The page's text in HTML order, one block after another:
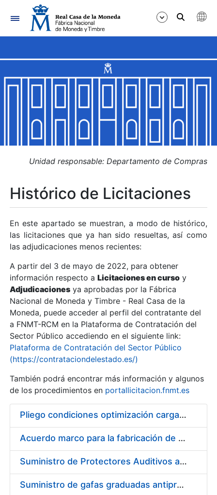
Navegación
Mostrar/Ocultar
Mostrar/Ocultar
Mostrar/Ocultar
Mostrar/Ocultar
Mostrar/Ocultar
Mostrar/Ocultar
Unidad responsable: Departamento de Compras
Histórico de Licitaciones
En este apartado se muestran, a modo de histórico,
las licitaciones que ya han sido resueltas, así como
las adjudicaciones menos recientes:
A partir del 3 de mayo de 2022, para obtener
información respecto a Licitaciones en curso y
Adjudicaciones ya aprobadas por la Fábrica
Nacional de Moneda y Timbre - Real Casa de la
Moneda, puede acceder al perfil del contratante del
a FNMT-RCM en la Plataforma de Contratación del
Sector Público accediendo en el siguiente link:
Plataforma de Contratación del Sector Público
(https://contrataciondelestado.es/)
También podrá encontrar más información y algunos
de los procedimientos en portallicitacion.fnmt.es
Pliego condiciones optimización cargas compras firmado
Acuerdo marco para la fabricación de piezas
Suministro de Protectores Auditivos a medida para las personas trabajadoras de los Centros de Trabajo de Madrid y Burgos
Suministro de gafas graduadas antiproyecciones para los trabajadores de la FNMT-RCM en los centros de trabajo de Madrid y Burgos